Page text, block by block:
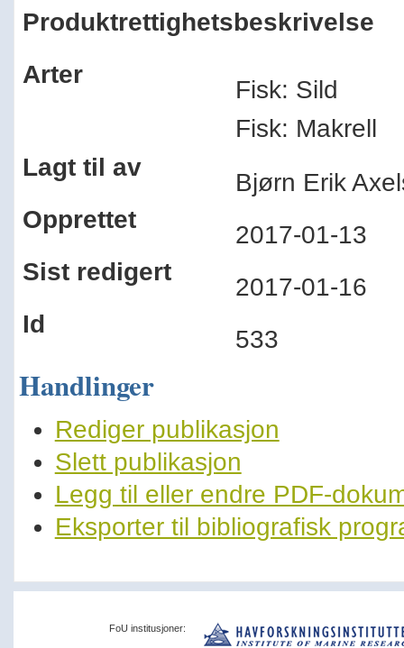
Produktrettighetsbeskrivelse
Arter
Fisk: Sild
Fisk: Makrell
Lagt til av
Bjørn Erik
Opprettet
2017-01-13
Sist redigert
2017-01-16
Id
533
Handlinger
Rediger publikasjon
Slett publikasjon
Legg til eller endre PDF-
Eksporter til bibliografisk
FoU institusjoner: